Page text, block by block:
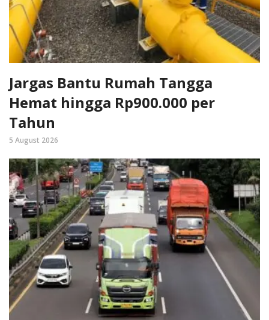
Jargas Bantu Rumah Tangga
Hemat hingga Rp900.000 per
Tahun
5 August 2026